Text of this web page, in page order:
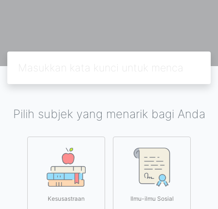
Pilih subjek yang menarik bagi Anda
Kesusastraan Ilmu-ilmu Sosial